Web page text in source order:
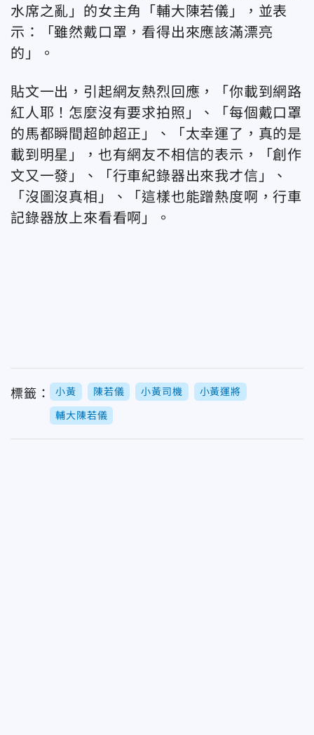
水席之亂」的女主角「輔大陳若儀」，並表
示：「雖然戴口罩，看得出來應該滿漂亮
的」。
貼文一出，引起網友熱烈回應，「你載到網路
紅人耶！怎麼沒有要求拍照」、「每個戴口罩
的馬都瞬間超帥超正」、「太幸運了，真的是
載到明星」，也有網友不相信的表示，「創作
文又一發」、「行車紀錄器出來我才信」、
「沒圖沒真相」、「這樣也能蹭熱度啊，行車
記錄器放上來看看啊」。
標籤： 小黃 陳若儀 小黃司機 小黃運將
輔大陳若儀